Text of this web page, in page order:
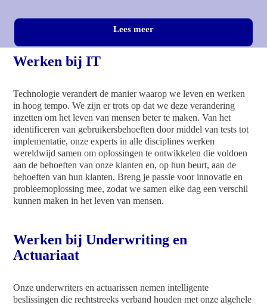
Lees meer
Werken bij IT
Technologie verandert de manier waarop we leven en werken
in hoog tempo. We zijn er trots op dat we deze verandering
inzetten om het leven van mensen beter te maken. Van het
identificeren van gebruikersbehoeften door middel van tests tot
implementatie, onze experts in alle disciplines werken
wereldwijd samen om oplossingen te ontwikkelen die voldoen
aan de behoeften van onze klanten en, op hun beurt, aan de
behoeften van hun klanten. Breng je passie voor innovatie en
probleemoplossing mee, zodat we samen elke dag een verschil
kunnen maken in het leven van mensen.
Werken bij Underwriting en
Actuariaat
Onze underwriters en actuarissen nemen intelligente
beslissingen die rechtstreeks verband houden met onze algehele